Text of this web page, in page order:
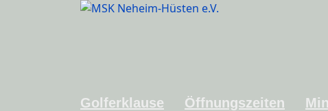
Golferklause Öffnungszeiten